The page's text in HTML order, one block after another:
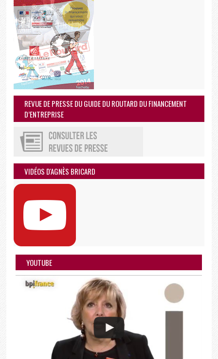
REVUE DE PRESSE DU GUIDE DU ROUTARD DU FINANCEMENT
D’ENTREPRISE
VIDÉOS D'AGNÈS BRICARD
YOUTUBE